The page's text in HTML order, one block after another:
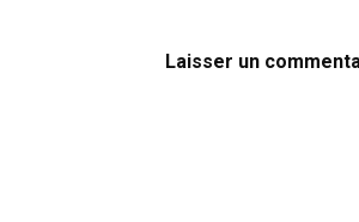
Laisser un